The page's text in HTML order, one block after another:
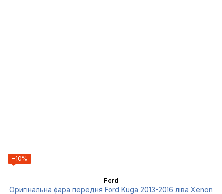
−10%
Ford
Оригінальна фара передня Ford Kuga 2013-2016 ліва Xenon